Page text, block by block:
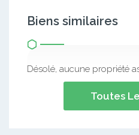
Biens similaires
Désolé, aucune propriété
Toutes